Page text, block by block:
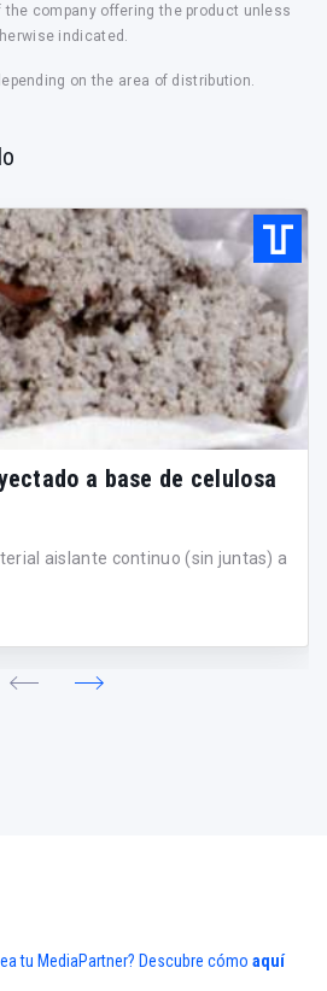
the company offering the product unless
indicated.
on the area of distribution.
a base de celulosa
aislante continuo (sin juntas) a
tu MediaPartner? Descubre cómo aquí